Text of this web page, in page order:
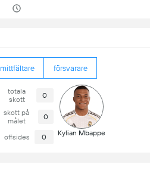
mittfältare försvarare
totala
skott
0
skott på
målet
0
offsides 0 Kylian Mbappe